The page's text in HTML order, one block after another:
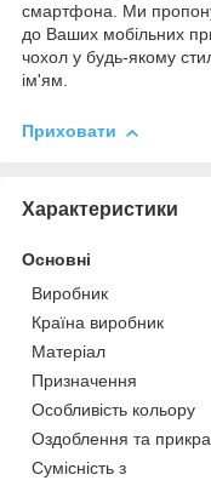
смартфона. Ми
до Ваших мобільних
чохол у будь-якому
ім'ям.
Приховати
Характеристики
Основні
Виробник
Країна виробник
Матеріал
Призначення
Особливість кольору
Оздоблення та
Сумісність з